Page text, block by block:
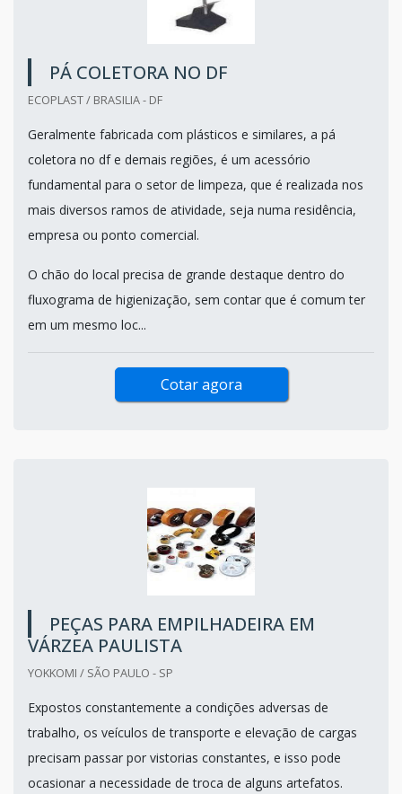
PÁ COLETORA NO DF
ECOPLAST / BRASILIA - DF
Geralmente fabricada com plásticos e similares, a pá
coletora no df e demais regiões, é um acessório
fundamental para o setor de limpeza, que é realizada nos
mais diversos ramos de atividade, seja numa residência,
empresa ou ponto comercial.
O chão do local precisa de grande destaque dentro do
fluxograma de higienização, sem contar que é comum ter
em um mesmo loc...
Cotar agora
PEÇAS PARA EMPILHADEIRA EM
VÁRZEA PAULISTA
YOKKOMI / SÃO PAULO - SP
Expostos constantemente a condições adversas de
trabalho, os veículos de transporte e elevação de cargas
precisam passar por vistorias constantes, e isso pode
ocasionar a necessidade de troca de alguns artefatos.